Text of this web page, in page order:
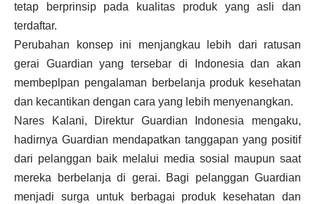
tetap berprinsip pada kualitas produk yang asli dan
terdaftar.
Perubahan konsep ini menjangkau lebih dari ratusan
gerai Guardian yang tersebar di Indonesia dan akan
membeplpan pengalaman berbelanja produk kesehatan
dan kecantikan dengan cara yang lebih menyenangkan.
Nares Kalani, Direktur Guardian Indonesia mengaku,
hadirnya Guardian mendapatkan tanggapan yang positif
dari pelanggan baik melalui media sosial maupun saat
mereka berbelanja di gerai. Bagi pelanggan Guardian
menjadi surga untuk berbagai produk kesehatan dan